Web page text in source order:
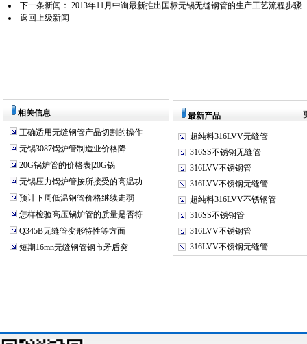
下一条新闻： 2013年11月中询最新推出国标无锡无缝钢管的生产工艺流程步骤
返回上级新闻
相关信息
正确适用无缝钢管产品切割的操作
无锡3087锅炉管制造业价格降
20G锅炉管的价格表|20G锅
无锡压力锅炉管按所接受的高温功
预计下周低温钢管价格继续走弱
怎样检验高压锅炉管的质量是否符
Q345B无缝管变形特性等方面
短期16mn无缝钢管钢市矛盾突
最新产品
超纯料316LVV无缝管
316SS不锈钢无缝管
316LVV不锈钢管
316LVV不锈钢无缝管
超纯料316LVV不锈钢管
316SS不锈钢管
316LVV不锈钢管
316LVV不锈钢无缝管